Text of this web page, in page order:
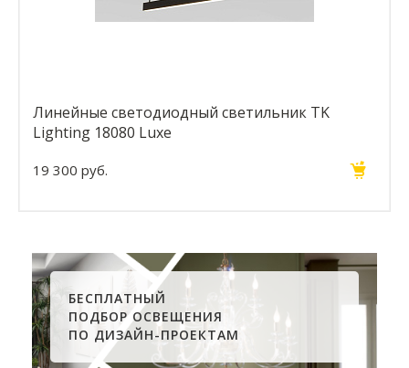
Линейные светодиодный светильник TK
Lighting 18080 Luxe
19 300 руб.
БЕСПЛАТНЫЙ
ПОДБОР ОСВЕЩЕНИЯ
ПО ДИЗАЙН-ПРОЕКТАМ